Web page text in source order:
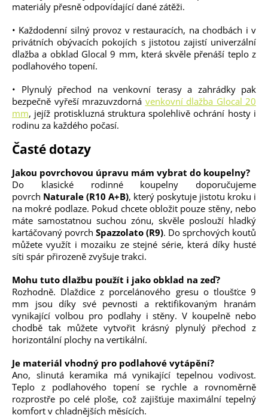
materiály přesně odpovídající dané zátěži.
• Každodenní silný provoz v restauracích, na chodbách i v
privátních obývacích pokojích s jistotou zajistí univerzální
dlažba a obklad Glocal 9 mm, která skvěle přenáší teplo z
podlahového topení.
• Plynulý přechod na venkovní terasy a zahrádky pak
bezpečně vyřeší mrazuvzdorná venkovní dlažba Glocal 20
mm, jejíž protiskluzná struktura spolehlivě ochrání hosty i
rodinu za každého počasí.
Časté dotazy
Jakou povrchovou úpravu mám vybrat do koupelny?
Do klasické rodinné koupelny doporučujeme
povrch Naturale (R10 A+B), který poskytuje jistotu kroku i
na mokré podlaze. Pokud chcete obložit pouze stěny, nebo
máte samostatnou suchou zónu, skvěle poslouží hladký
kartáčovaný povrch Spazzolato (R9). Do sprchových koutů
můžete využít i mozaiku ze stejné série, která díky husté
síti spár přirozeně zvyšuje trakci.
Mohu tuto dlažbu použít i jako obklad na zeď?
Rozhodně. Dlaždice z porcelánového gresu o tloušťce 9
mm jsou díky své pevnosti a rektifikovaným hranám
vynikající volbou pro podlahy i stěny. V koupelně nebo
chodbě tak můžete vytvořit krásný plynulý přechod z
horizontální plochy na vertikální.
Je materiál vhodný pro podlahové vytápění?
Ano, slinutá keramika má vynikající tepelnou vodivost.
Teplo z podlahového topení se rychle a rovnoměrně
rozprostře po celé ploše, což zajišťuje maximální tepelný
komfort v chladnějších měsících.